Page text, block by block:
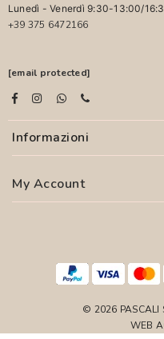
Lunedì - Venerdì 9:30-13:00/
+39 375 6472166
[email protected]
Informazioni
My Account
© 2026 PASCALI
WEB